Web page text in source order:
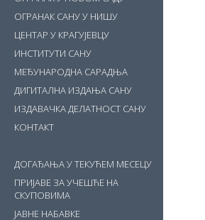
ОГРАНАК САНУ У НИШУ
ЦЕНТАР У КРАГУЈЕВЦУ
ИНСТИТУТИ САНУ
МЕЂУНАРОДНА САРАДЊА
ДИГИТАЛНА ИЗДАЊА САНУ
ИЗДАВАЧКА ДЕЛАТНОСТ САНУ
КОНТАКТ
ДОГАЂАЊА У ТЕКУЋЕМ МЕСЕЦУ
ПРИЈАВЕ ЗА УЧЕШЋЕ НА
СКУПОВИМА
ЈАВНЕ НАБАВКЕ